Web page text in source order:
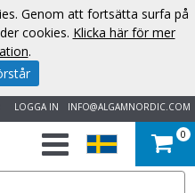
INFO@ALGAMNORDIC.COM
LOGGA IN
0
Genom att fortsätta surfa på
cookies. Klicka här för mer
.